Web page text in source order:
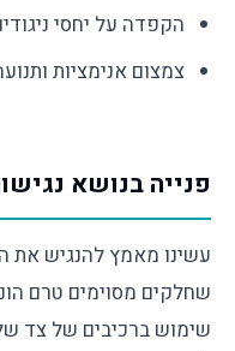
הקפדה על יחסי
צמצום אנימציות
פנייה בנושא
עשינו מאמץ להנגיש את
שחלקים מסוימים טרם
שימוש ברכיבים של צד